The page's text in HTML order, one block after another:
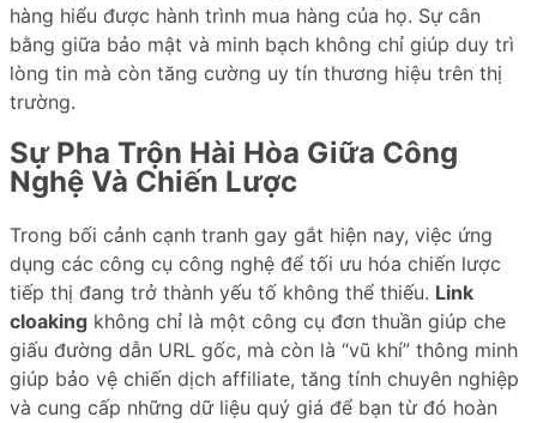
hàng hiểu được hành trình mua hàng của họ. Sự cân
bằng giữa bảo mật và minh bạch không chỉ giúp duy trì
lòng tin mà còn tăng cường uy tín thương hiệu trên thị
trường.
Sự Pha Trộn Hài Hòa Giữa Công
Nghệ Và Chiến Lược
Trong bối cảnh cạnh tranh gay gắt hiện nay, việc ứng
dụng các công cụ công nghệ để tối ưu hóa chiến lược
tiếp thị đang trở thành yếu tố không thể thiếu. Link
cloaking không chỉ là một công cụ đơn thuần giúp che
giấu đường dẫn URL gốc, mà còn là “vũ khí” thông minh
giúp bảo vệ chiến dịch affiliate, tăng tính chuyên nghiệp
và cung cấp những dữ liệu quý giá để bạn từ đó hoàn